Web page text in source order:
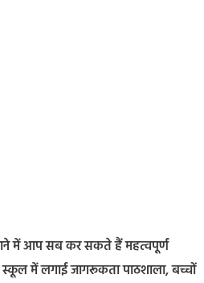
में आप सब कर सकते हैं महत्वपूर्ण
स्कूल में लगाई जागरूकता पाठशाला, बच्चों